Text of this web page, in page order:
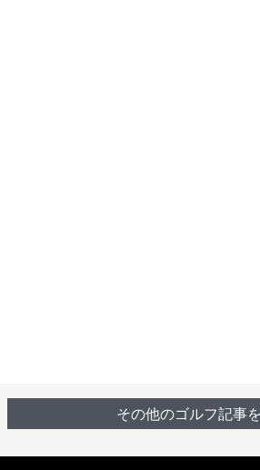
その他のゴルフ記事